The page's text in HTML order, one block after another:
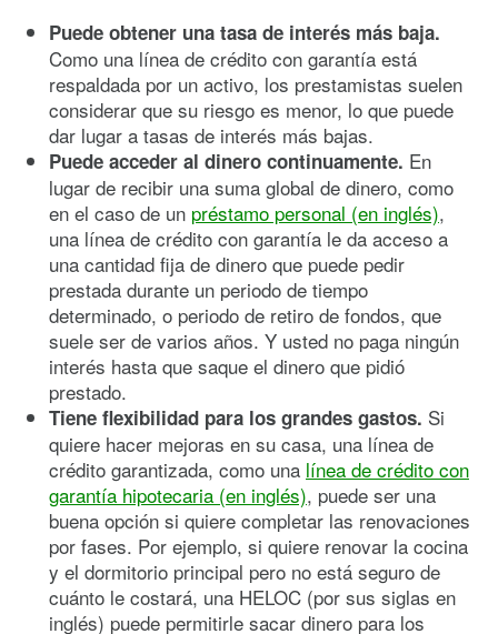
Puede obtener una tasa de interés más baja.
Como una línea de crédito con garantía está
respaldada por un activo, los prestamistas suelen
considerar que su riesgo es menor, lo que puede
dar lugar a tasas de interés más bajas.
Puede acceder al dinero continuamente. En
lugar de recibir una suma global de dinero, como
en el caso de un préstamo personal (en inglés),
una línea de crédito con garantía le da acceso a
una cantidad fija de dinero que puede pedir
prestada durante un periodo de tiempo
determinado, o periodo de retiro de fondos, que
suele ser de varios años. Y usted no paga ningún
interés hasta que saque el dinero que pidió
prestado.
Tiene flexibilidad para los grandes gastos. Si
quiere hacer mejoras en su casa, una línea de
crédito garantizada, como una línea de crédito con
garantía hipotecaria (en inglés), puede ser una
buena opción si quiere completar las renovaciones
por fases. Por ejemplo, si quiere renovar la cocina
y el dormitorio principal pero no está seguro de
cuánto le costará, una HELOC (por sus siglas en
inglés) puede permitirle sacar dinero para los